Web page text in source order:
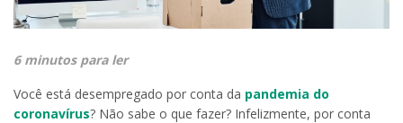
6 minutos para ler
Você está desempregado por conta da pandemia do
coronavírus? Não sabe o que fazer? Infelizmente, por conta